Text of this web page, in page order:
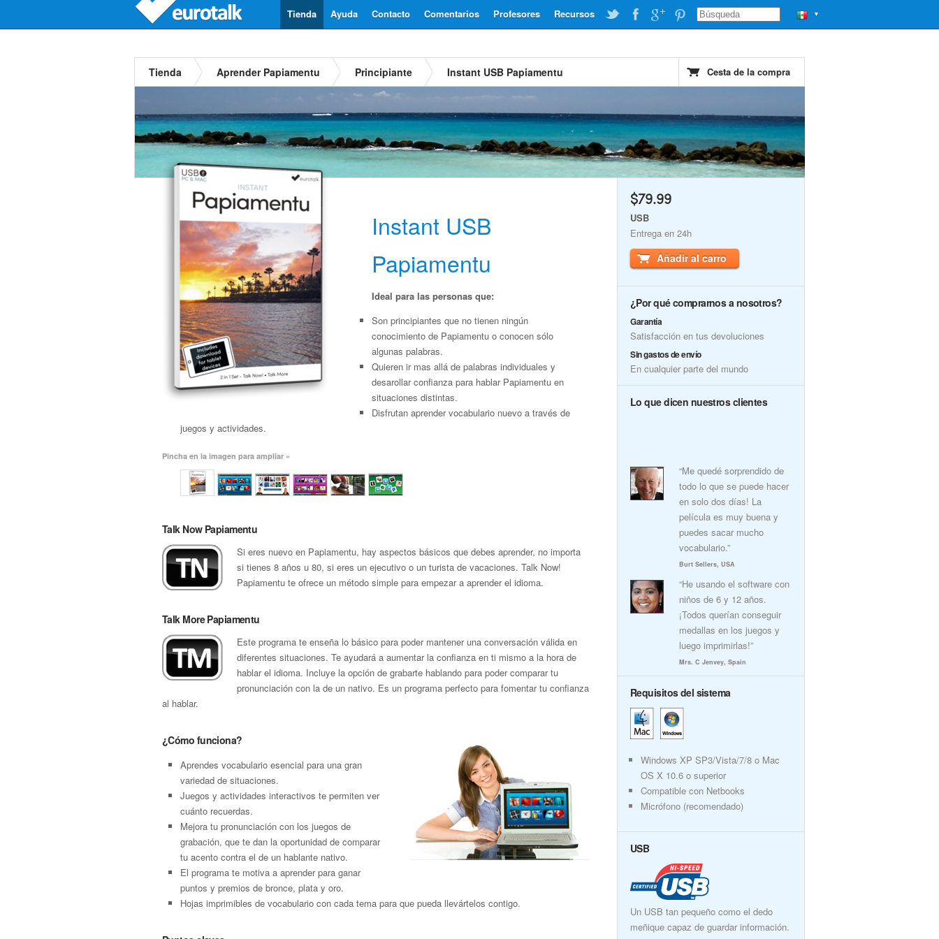
▼
Recursos
Profesores
Comentarios
Contacto
Ayuda
Tienda
Tienda Aprender Papiamentu Principiante Instant USB Papiamentu Cesta de la compra
Instant USB
Papiamentu
Ideal para las personas que:
Son principiantes que no tienen ningún
conocimiento de Papiamentu o conocen sólo
algunas palabras.
Quieren ir mas allá de palabras individuales y
desarollar confianza para hablar Papiamentu en
situaciones distintas.
Disfrutan aprender vocabulario nuevo a través de
juegos y actividades.
Pincha en la imagen para ampliar »
Talk Now Papiamentu
Si eres nuevo en Papiamentu, hay aspectos básicos que debes aprender, no importa
si tienes 8 años u 80, si eres un ejecutivo o un turista de vacaciones. Talk Now!
Papiamentu te ofrece un método simple para empezar a aprender el idioma.
Talk More Papiamentu
Este programa te enseña lo básico para poder mantener una conversación válida en
diferentes situaciones. Te ayudará a aumentar la confianza en ti mismo a la hora de
hablar el idioma. Incluye la opción de grabarte hablando para poder comparar tu
pronunciación con la de un nativo. Es un programa perfecto para fomentar tu confianza
al hablar.
¿Cómo funciona?
Aprendes vocabulario esencial para una gran
variedad de situaciones.
Juegos y actividades interactivos te permiten ver
cuánto recuerdas.
Mejora tu pronunciación con los juegos de
grabación, que te dan la oportunidad de comparar
tu acento contra el de un hablante nativo.
El programa te motiva a aprender para ganar
puntos y premios de bronce, plata y oro.
Hojas imprimibles de vocabulario con cada tema para que pueda llevártelos contigo.
$79.99
USB
Entrega en 24h
Añadir al carro
¿Por qué comprarnos a nosotros?
Garantía
Satisfacción en tus devoluciones
Sin gastos de envío
En cualquier parte del mundo
Lo que dicen nuestros clientes
“Me quedé sorprendido de
todo lo que se puede hacer
en solo dos días! La
película es muy buena y
puedes sacar mucho
vocabulario.”
Burt Sellers, USA
“He usando el software con
niños de 6 y 12 años.
¡Todos querían conseguir
medallas en los juegos y
luego imprimirlas!”
Mrs. C Jenvey, Spain
Requisitos del sistema
Windows XP SP3/Vista/7/8 o Mac
OS X 10.6 o superior
Compatible con Netbooks
Micrófono (recomendado)
USB
Un USB tan pequeño como el dedo
meñique capaz de guardar información.